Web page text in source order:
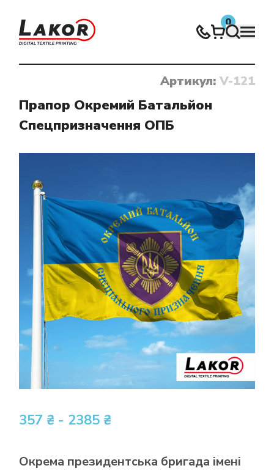
0
Нічого не знайденоАртикул: V-121
Прапор Окремий Батальйон
Спецпризначення ОПБ
357 ₴ - 2385 ₴
Окрема президентська бригада імені